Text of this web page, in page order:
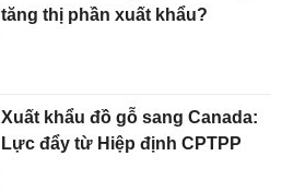
tăng thị phần xuất khẩu?
Xuất khẩu đồ gỗ sang Canada:
Lực đẩy từ Hiệp định CPTPP